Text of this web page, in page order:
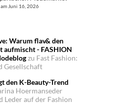
Juni 16, 2026
Warum flav& den
- FASHION
zu Fast Fashion:
Gesellschaft
den K-Beauty-Trend
Hoermanseder
Leder auf der Fashion